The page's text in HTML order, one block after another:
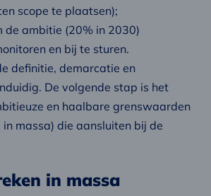
scope te plaatsen);
de ambitie (20% in 2030)
en bij te sturen.
definitie, demarcatie en
De volgende stap is het
en haalbare grenswaarden
massa) die aansluiten bij de
in massa